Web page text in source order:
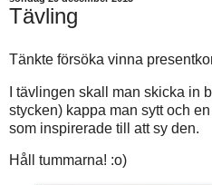
Tävling
Tänkte försöka vinna
I tävlingen skall man skicka in
stycken) kappa man sytt och
som inspirerade till att sy den.
Håll tummarna! :o)